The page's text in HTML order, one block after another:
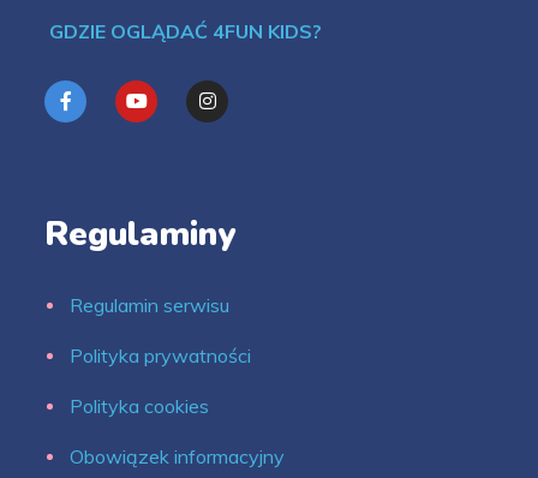
GDZIE OGLĄDAĆ 4FUN KIDS?
Regulaminy
Regulamin serwisu
Polityka prywatności
Polityka cookies
Obowiązek informacyjny